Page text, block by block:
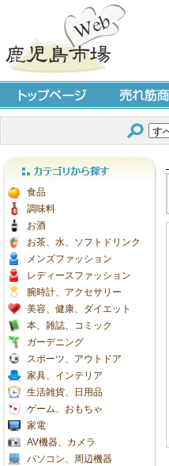
トップページ 売れ筋商品
カテゴリから探す
食品
調味料
お酒
お茶、水、ソフトドリンク
メンズファッション
レディースファッション
腕時計、アクセサリー
美容、健康、ダイエット
本、雑誌、コミック
ガーデニング
スポーツ、アウトドア
家具、インテリア
生活雑貨、日用品
ゲーム、おもちゃ
家電
AV機器、カメラ
パソコン、周辺機器